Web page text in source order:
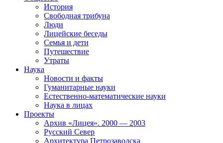
История
Свободная трибуна
Люди
Лицейские беседы
Семья и дети
Путешествие
Утраты
Наука
Новости и факты
Гуманитарные науки
Естественно-математические науки
Наука в лицах
Проекты
Архив «Лицея». 2000 — 2003
Русский Север
Архитектура Петрозаводска